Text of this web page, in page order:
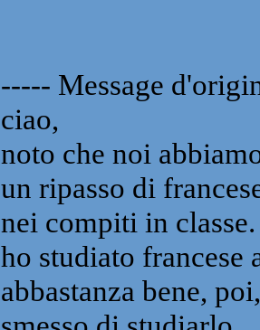
----- Message
ciao,
noto che noi
un ripasso di
nei compiti in classe.
ho studiato francese
abbastanza bene,